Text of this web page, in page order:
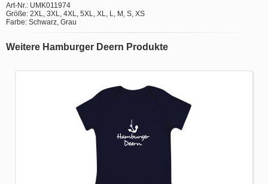
Art-Nr.: UMK011974
Größe: 2XL, 3XL, 4XL, 5XL, XL, L, M, S, XS
Farbe: Schwarz, Grau
Weitere Hamburger Deern Produkte